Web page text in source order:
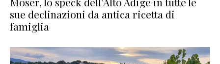
sue declinazioni da antica ricetta di
famiglia